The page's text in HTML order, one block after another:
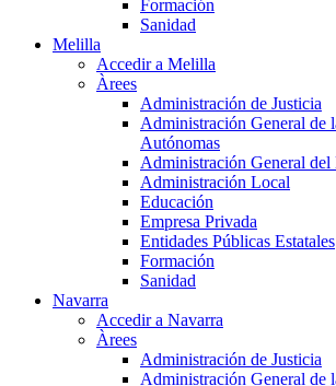
Formación
Sanidad
Melilla
Accedir a Melilla
Àrees
Administración de Justicia
Administración General de
Autónomas
Administración General del
Administración Local
Educación
Empresa Privada
Entidades Públicas Estatales
Formación
Sanidad
Navarra
Accedir a Navarra
Àrees
Administración de Justicia
Administración General de